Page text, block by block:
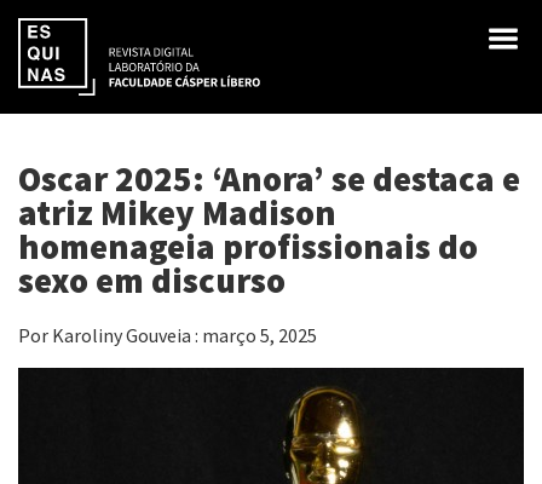
Oscar 2025: ‘Anora’ se destaca e
atriz Mikey Madison
homenageia profissionais do
sexo em discurso
Por Karoliny Gouveia : março 5, 2025